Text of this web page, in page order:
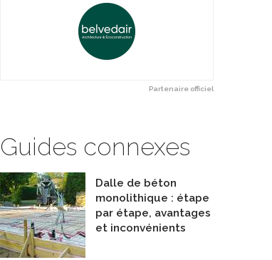
Partenaire officiel
Guides connexes
Dalle de béton
monolithique : étape
par étape, avantages
et inconvénients